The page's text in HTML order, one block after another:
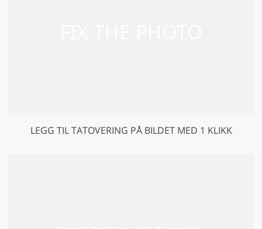
LEGG TIL TATOVERING PÅ BILDET MED 1 KLIKK